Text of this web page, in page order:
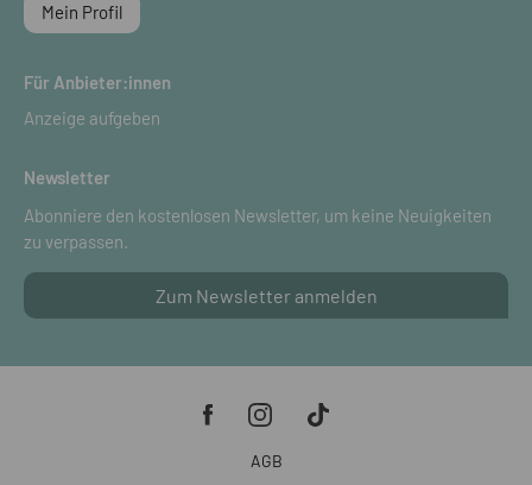
Mein Profil
Für Anbieter:innen
Anzeige aufgeben
Newsletter
Abonniere den kostenlosen Newsletter, um keine Neuigkeiten
zu verpassen.
Zum Newsletter anmelden
AGB